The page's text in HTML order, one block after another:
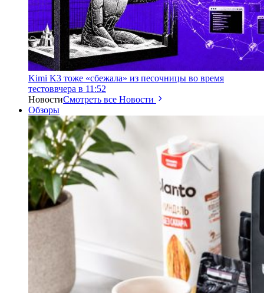
Kimi K3 тоже «сбежала» из песочницы во время
тестоввчера в 11:52
НовостиСмотреть все Новости
Обзоры